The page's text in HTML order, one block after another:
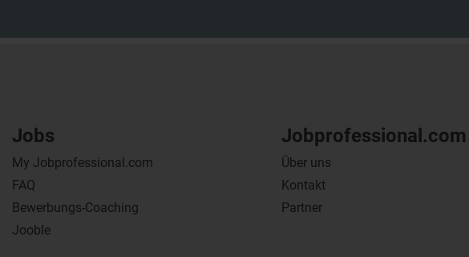
Jobs
My Jobprofessional.com
FAQ
Bewerbungs-Coaching
Jooble
Jobprofessional.com
Über uns
Kontakt
Partner